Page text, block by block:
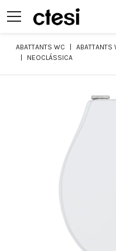
ABATTANTS WC ABATTANTS
NEOCLÁSSICA